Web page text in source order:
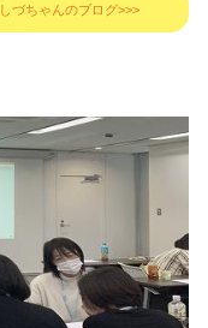
しづちゃんのブログ>>>